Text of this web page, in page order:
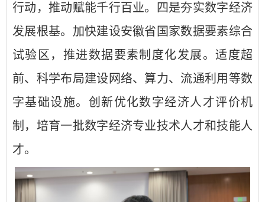
行动，推动赋能千行百业。四是夯实数字经济
发展根基。加快建设安徽省国家数据要素综合
试验区，推进数据要素制度化发展。适度超
前、科学布局建设网络、算力、流通利用等数
字基础设施。创新优化数字经济人才评价机
制，培育一批数字经济专业技术人才和技能人
才。